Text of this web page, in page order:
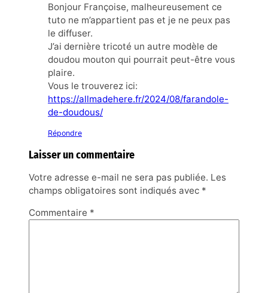
Bonjour Françoise, malheureusement ce
tuto ne m’appartient pas et je ne peux pas
le diffuser.
J’ai dernière tricoté un autre modèle de
doudou mouton qui pourrait peut-être vous
plaire.
Vous le trouverez ici:
https://allmadehere.fr/2024/08/farandole-
de-doudous/
Répondre
Laisser un commentaire
Votre adresse e-mail ne sera pas publiée. Les
champs obligatoires sont indiqués avec *
Commentaire *